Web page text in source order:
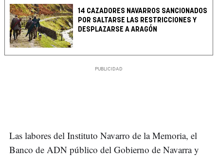
14 CAZADORES NAVARROS SANCIONADOS
POR SALTARSE LAS RESTRICCIONES Y
DESPLAZARSE A ARAGÓN
Las labores del Instituto Navarro de la Memoria, el
Banco de ADN público del Gobierno de Navarra y